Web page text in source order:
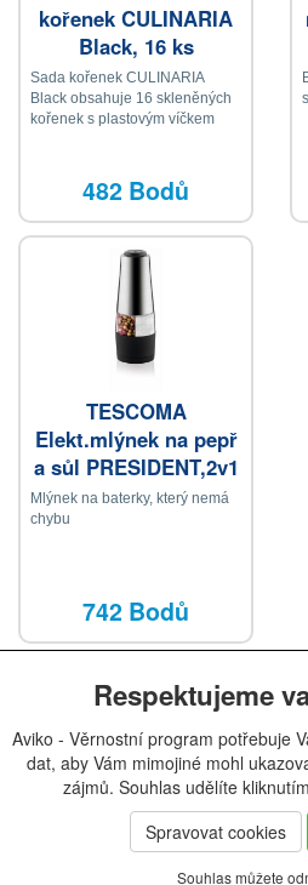
kořenek CULINARIA
Black, 16 ks
Sada kořenek CULINARIA
Black obsahuje 16 skleněných
kořenek s plastovým víčkem
482 Bodů
TESCOMA
Elekt.mlýnek na pepř
a sůl PRESIDENT,2v1
Mlýnek na baterky, který nemá
chybu
742 Bodů
Respektujeme
Aviko - Věrnostní program potřebuje
dat, aby Vám mimojiné mohl
zájmů. Souhlas udělíte
Spravovat cookies
Souhlas můžete